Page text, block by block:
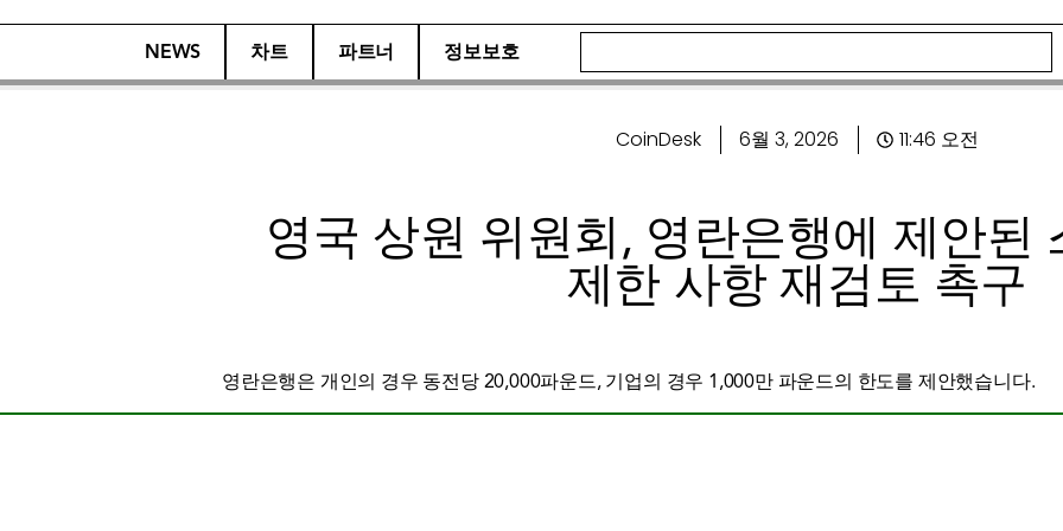
NEWS 차트 파트너 정보보호
CoinDesk 6월 3, 2026 11:46 오전
영국 상원 위원회, 영란은행에 제안된
제한 사항 재검토 촉구
영란은행은 개인의 경우 동전당 20,000파운드, 기업의 경우 1,000만 파운드의 한도를 제안했습니다.